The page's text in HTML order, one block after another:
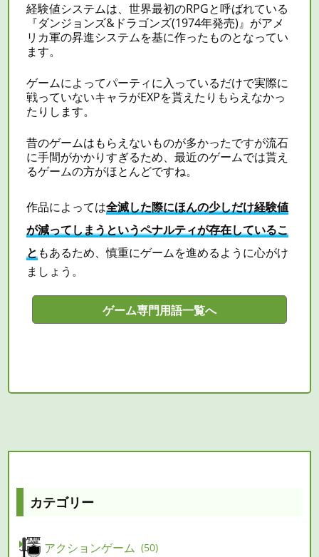
経験値システムは、世界最初のRPGと呼ばれている
『ダンジョンズ&ドラゴンズ(1974年発売)』がアメ
リカ軍の昇進システムを基に作ったものとなってい
ます。
ゲームによってパーティに入っているだけで実際に
戦っていないキャラがEXPを貰えたりもらえなかっ
たりします。
昔のゲームはもらえないものが多かったですが流石
に手間がかかりすぎるため、最近のゲームでは貰え
るゲームの方がほとんどですね。
作品によっては全滅した際にほんの少しだけ経験値
が減ってしまうというペナルティが存在しているこ
ともあるため、慎重にゲームを進めるように心がけ
ましょう。
ゲーム専門用語一覧へ
カテゴリー
アクションゲーム 50